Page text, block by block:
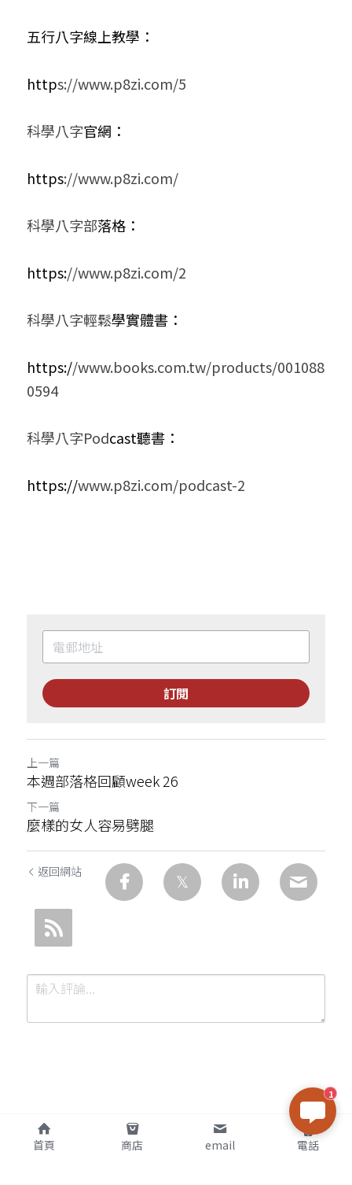
五行八字線上教學：
https://www.p8zi.com/5
科學八字官網：
https://www.p8zi.com/
科學八字部落格：
https://www.p8zi.com/2
科學八字輕鬆學實體書：
https://www.books.com.tw/products/001088
0594
科學八字Podcast聽書：
https://www.p8zi.com/podcast-2
訂閱
上一篇
本週部落格回顧week 26
下一篇
麼樣的女人容易劈腿
返回網站
提交
1
首頁 商店 email 電話